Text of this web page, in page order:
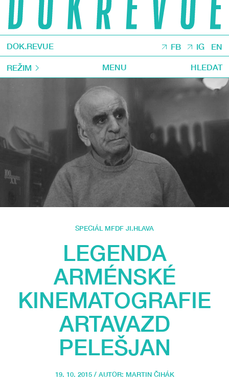
DOK.REVUE FB IG EN
REŽIM MENU HLEDAT
SPECIÁL MFDF JI.HLAVA
LEGENDA
ARMÉNSKÉ
KINEMATOGRAFIE
ARTAVAZD
PELEŠJAN
19. 10. 2015 / AUTOR: MARTIN ČIHÁK